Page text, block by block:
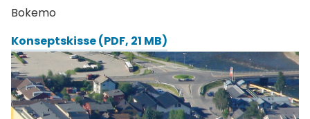
Bokemo
Konseptskisse(PDF, 21 MB)